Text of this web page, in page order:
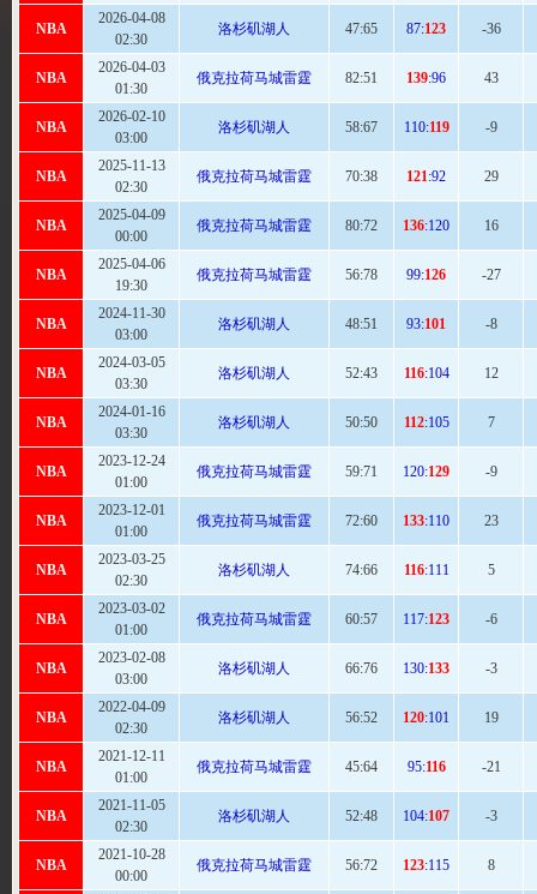
NBA
2026-04-08
02:30
洛杉矶湖人 47:65 87:123 -36
NBA
2026-04-03
01:30
俄克拉荷马城雷霆 82:51 139:96 43
NBA
2026-02-10
03:00
洛杉矶湖人 58:67 110:119 -9
NBA
2025-11-13
02:30
俄克拉荷马城雷霆 70:38 121:92 29
NBA
2025-04-09
00:00
俄克拉荷马城雷霆 80:72 136:120 16
NBA
2025-04-06
19:30
俄克拉荷马城雷霆 56:78 99:126 -27
NBA
2024-11-30
03:00
洛杉矶湖人 48:51 93:101 -8
NBA
2024-03-05
03:30
洛杉矶湖人 52:43 116:104 12
NBA
2024-01-16
03:30
洛杉矶湖人 50:50 112:105 7
NBA
2023-12-24
01:00
俄克拉荷马城雷霆 59:71 120:129 -9
NBA
2023-12-01
01:00
俄克拉荷马城雷霆 72:60 133:110 23
NBA
2023-03-25
02:30
洛杉矶湖人 74:66 116:111 5
NBA
2023-03-02
01:00
俄克拉荷马城雷霆 60:57 117:123 -6
NBA
2023-02-08
03:00
洛杉矶湖人 66:76 130:133 -3
NBA
2022-04-09
02:30
洛杉矶湖人 56:52 120:101 19
NBA
2021-12-11
01:00
俄克拉荷马城雷霆 45:64 95:116 -21
NBA
2021-11-05
02:30
洛杉矶湖人 52:48 104:107 -3
NBA
2021-10-28
00:00
俄克拉荷马城雷霆 56:72 123:115 8